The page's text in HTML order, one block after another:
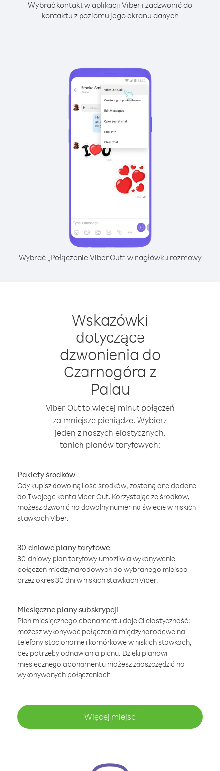
Wybrać kontakt w aplikacji Viber i zadzwonić do
kontaktu z poziomu jego ekranu danych
Wybrać „Połączenie Viber Out” w nagłówku rozmowy
Wskazówki
dotyczące
dzwonienia do
Czarnogóra z
Palau
Viber Out to więcej minut połączeń
za mniejsze pieniądze. Wybierz
jeden z naszych elastycznych,
tanich planów taryfowych:
Pakiety środków
Gdy kupisz dowolną ilość środków, zostaną one dodane
do Twojego konta Viber Out. Korzystając ze środków,
możesz dzwonić na dowolny numer na świecie w niskich
stawkach Viber.
30-dniowe plany taryfowe
30-dniowy plan taryfowy umożliwia wykonywanie
połączeń międzynarodowych do wybranego miejsca
przez okres 30 dni w niskich stawkach Viber.
Miesięczne plany subskrypcji
Plan miesięcznego abonamentu daje Ci elastyczność:
możesz wykonywać połączenia międzynarodowe na
telefony stacjonarne i komórkowe w niskich stawkach,
bez potrzeby odnawiania planu. Dzięki planowi
miesięcznego abonamentu możesz zaoszczędzić na
wykonywanych połączeniach
Więcej miejsc